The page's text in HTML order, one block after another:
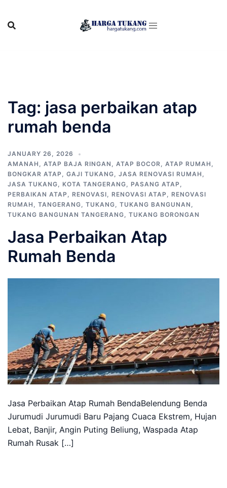
content
Tag: jasa perbaikan atap
rumah benda
JANUARY 26, 2026
AMANAH , ATAP BAJA RINGAN , ATAP BOCOR, ATAP RUMAH ,
BONGKAR ATAP , GAJI TUKANG, JASA RENOVASI RUMAH ,
JASA TUKANG, KOTA TANGERANG, PASANG ATAP ,
PERBAIKAN ATAP , RENOVASI, RENOVASI ATAP , RENOVASI
RUMAH , TANGERANG, TUKANG, TUKANG BANGUNAN ,
TUKANG BANGUNAN TANGERANG, TUKANG BORONGAN
Jasa Perbaikan Atap
Rumah Benda
Jasa Perbaikan Atap Rumah BendaBelendung Benda
Jurumudi Jurumudi Baru Pajang Cuaca Ekstrem, Hujan
Lebat, Banjir, Angin Puting Beliung, Waspada Atap
Rumah Rusak […]